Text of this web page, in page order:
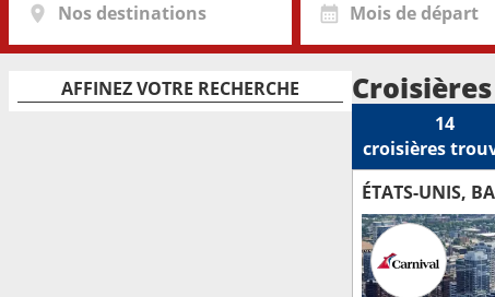
Nos destinations Mois de départ
AFFINEZ VOTRE RECHERCHE
14
croisières
ÉTATS-UNIS,